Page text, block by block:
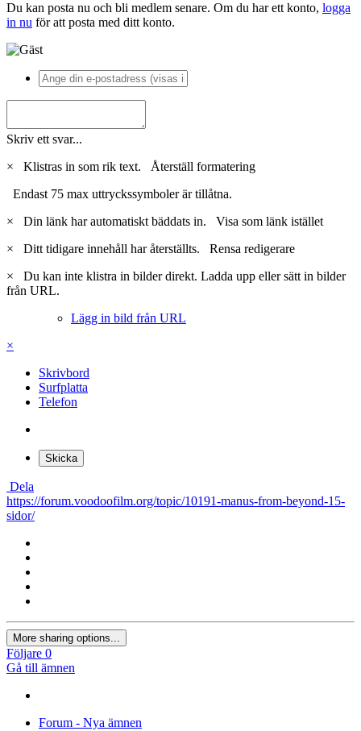
Du kan posta nu och bli medlem senare. Om du har ett konto, logga
in nu för att posta med ditt konto.
Skriv ett svar...
×
Klistras in som rik text. Återställ formatering
Endast 75 max uttryckssymboler är tillåtna.
×
Din länk har automatiskt bäddats in. Visa som länk istället
×
Ditt tidigare innehåll har återställts. Rensa redigerare
×
Du kan inte klistra in bilder direkt. Ladda upp eller sätt in bilder
från URL.
Lägg in bild från URL
×
Skrivbord
Surfplatta
Telefon
Skicka
Dela
https://forum.voodoofilm.org/topic/10191-manus-from-beyond-15-
sidor/
More sharing options...
Följare 0
Gå till ämnen
Forum - Nya ämnen